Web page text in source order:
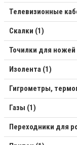
Телевизионные
Скалки (1)
Точилки для ножей
Изолента (1)
Гигрометры,
Газы (1)
Переходники для